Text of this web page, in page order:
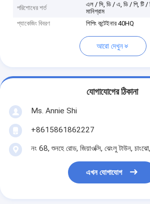
পরিশোধের শর্ত
এল / সি, ডি / এ, ডি / পি, টি /
মানিগ্রাম
প্যাকেজিং বিবরণ
শিপিং কন্টেইনার 40HQ
আরো দেখুন
যোগাযোগের ঠিকানা
Ms. Annie Shi
+8615861862227
নং 68, শুনহে রোড, জিয়াওক্সি, ঝেংলু টাউন,
এখন যোগাযোগ